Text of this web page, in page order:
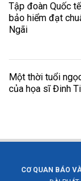
Tập đoàn Quốc
bảo hiểm đạt
Ngãi
Một thời tuổi
của họa sĩ Đinh
CƠ QUAN BÁO